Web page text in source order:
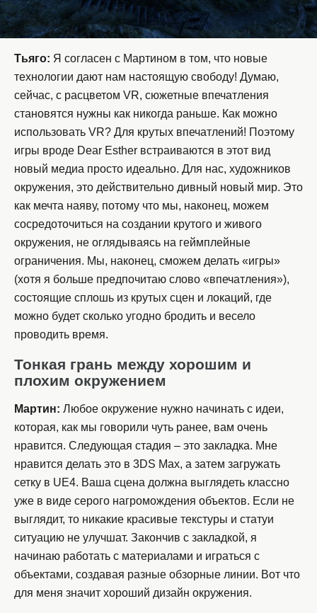
Тьяго: Я согласен с Мартином в том, что новые
технологии дают нам настоящую свободу! Думаю,
сейчас, с расцветом VR, сюжетные впечатления
становятся нужны как никогда раньше. Как можно
использовать VR? Для крутых впечатлений! Поэтому
игры вроде Dear Esther встраиваются в этот вид
новый медиа просто идеально. Для нас, художников
окружения, это действительно дивный новый мир. Это
как мечта наяву, потому что мы, наконец, можем
сосредоточиться на создании крутого и живого
окружения, не оглядываясь на геймплейные
ограничения. Мы, наконец, сможем делать «игры»
(хотя я больше предпочитаю слово «впечатления»),
состоящие сплошь из крутых сцен и локаций, где
можно будет сколько угодно бродить и весело
проводить время.
Тонкая грань между хорошим и
плохим окружением
Мартин: Любое окружение нужно начинать с идеи,
которая, как мы говорили чуть ранее, вам очень
нравится. Следующая стадия – это закладка. Мне
нравится делать это в 3DS Max, а затем загружать
сетку в UE4. Ваша сцена должна выглядеть классно
уже в виде серого нагромождения объектов. Если не
выглядит, то никакие красивые текстуры и статуи
ситуацию не улучшат. Закончив с закладкой, я
начинаю работать с материалами и играться с
объектами, создавая разные обзорные линии. Вот что
для меня значит хороший дизайн окружения.